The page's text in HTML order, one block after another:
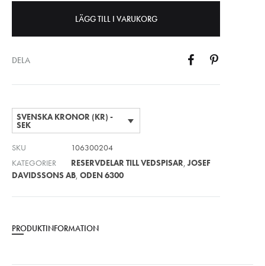
LÄGG TILL I VARUKORG
DELA
SVENSKA KRONOR (KR) -
SEK
SKU
106300204
KATEGORIER
RESERVDELAR TILL VEDSPISAR ,JOSEF
DAVIDSSONS AB ODEN 6300
PRODUKTINFORMATION